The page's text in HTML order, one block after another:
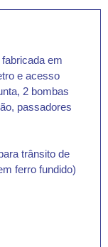
em
e acesso
2 bombas
passadores
trânsito de
ferro fundido)